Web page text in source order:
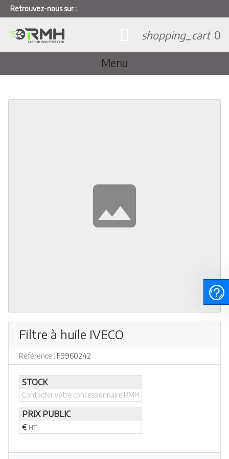
Retrouvez-nous sur :
Menu
shopping_cart 0
Filtre à huile IVECO
Référence : F9960242
STOCK
Contacter votre concessionnaire RMH
PRIX PUBLIC
€ HT